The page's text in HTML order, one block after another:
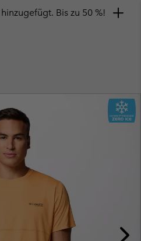
Bis zu 50 %!